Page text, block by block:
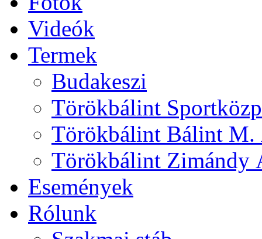
Videók
Termek
Budakeszi
Törökbálint
Törökbálint Bálint
Törökbálint Zimándy
Események
Rólunk